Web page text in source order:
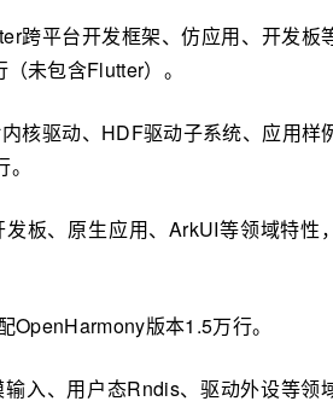
跨平台开发框架、仿应用、开发板
未包含Flutter）。
核驱动、HDF驱动子系统、应用样
发板、原生应用、ArkUI等领域特性
OpenHarmony版本1.5万行。
入、用户态Rndis、驱动外设等领